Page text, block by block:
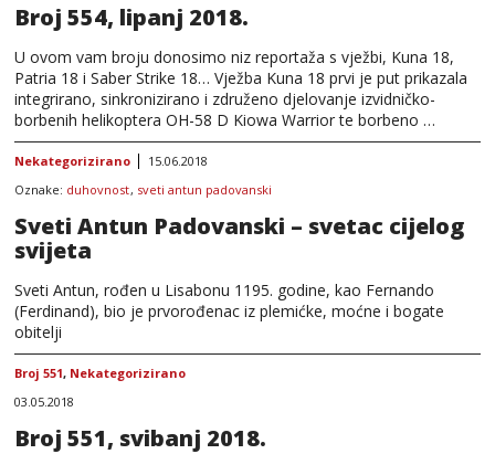
Broj 554, lipanj 2018.
U ovom vam broju donosimo niz reportaža s vježbi, Kuna 18,
Patria 18 i Saber Strike 18… Vježba Kuna 18 prvi je put prikazala
integrirano, sinkronizirano i združeno djelovanje izvidničko-
borbenih helikoptera OH-58 D Kiowa Warrior te borbeno …
Nekategorizirano
15.06.2018
Oznake: duhovnost, sveti antun padovanski
Sveti Antun Padovanski – svetac cijelog
svijeta
Sveti Antun, rođen u Lisabonu 1195. godine, kao Fernando
(Ferdinand), bio je prvorođenac iz plemićke, moćne i bogate
obitelji
Broj 551, Nekategorizirano
03.05.2018
Broj 551, svibanj 2018.